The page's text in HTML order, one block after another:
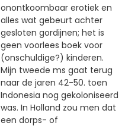
onontkoombaar erotiek en
alles wat gebeurt achter
gesloten gordijnen; het is
geen voorlees boek voor
(onschuldige?) kinderen.
Mijn tweede ms gaat terug
naar de jaren 42-50. toen
Indonesia nog gekoloniseerd
was. In Holland zou men dat
een dorps- of